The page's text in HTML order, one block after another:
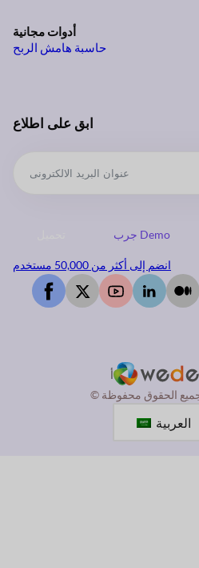
أدوات مجانية
حاسبة هامش الربح
ابق على اطلاع
جرب Demo
انضم إلى أكثر من 50,000 مستخدم
أ
العربية